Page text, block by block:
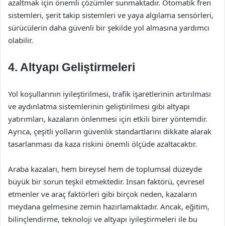
azaltmak için önemli çözümler sunmaktadır. Otomatik fren
sistemleri, şerit takip sistemleri ve yaya algılama sensörleri,
sürücülerin daha güvenli bir şekilde yol almasına yardımcı
olabilir.
4. Altyapı Geliştirmeleri
Yol koşullarının iyileştirilmesi, trafik işaretlerinin artırılması
ve aydınlatma sistemlerinin geliştirilmesi gibi altyapı
yatırımları, kazaların önlenmesi için etkili birer yöntemdir.
Ayrıca, çeşitli yolların güvenlik standartlarını dikkate alarak
tasarlanması da kaza riskini önemli ölçüde azaltacaktır.
Araba kazaları, hem bireysel hem de toplumsal düzeyde
büyük bir sorun teşkil etmektedir. İnsan faktörü, çevresel
etmenler ve araç faktörleri gibi birçok neden, kazaların
meydana gelmesine zemin hazırlamaktadır. Ancak, eğitim,
bilinçlendirme, teknoloji ve altyapı iyileştirmeleri ile bu